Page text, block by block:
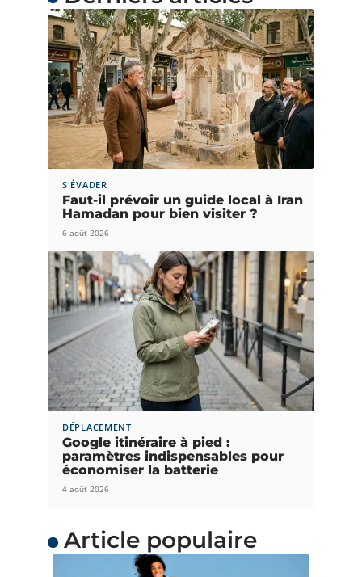
S'ÉVADER
Faut-il prévoir un guide local à Iran
Hamadan pour bien visiter ?
6 août 2026
DÉPLACEMENT
Google itinéraire à pied :
paramètres indispensables pour
économiser la batterie
4 août 2026
Article populaire